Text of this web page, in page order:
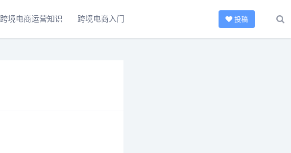
跨境电商运营知识 跨境电商入门 投稿